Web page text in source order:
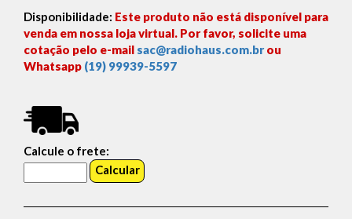
Disponibilidade: Este produto não está disponível para
venda em nossa loja virtual. Por favor, solicite uma
cotação pelo e-mail sac@radiohaus.com.brou
Whatsapp (19) 99939-5597
Calcule o frete: